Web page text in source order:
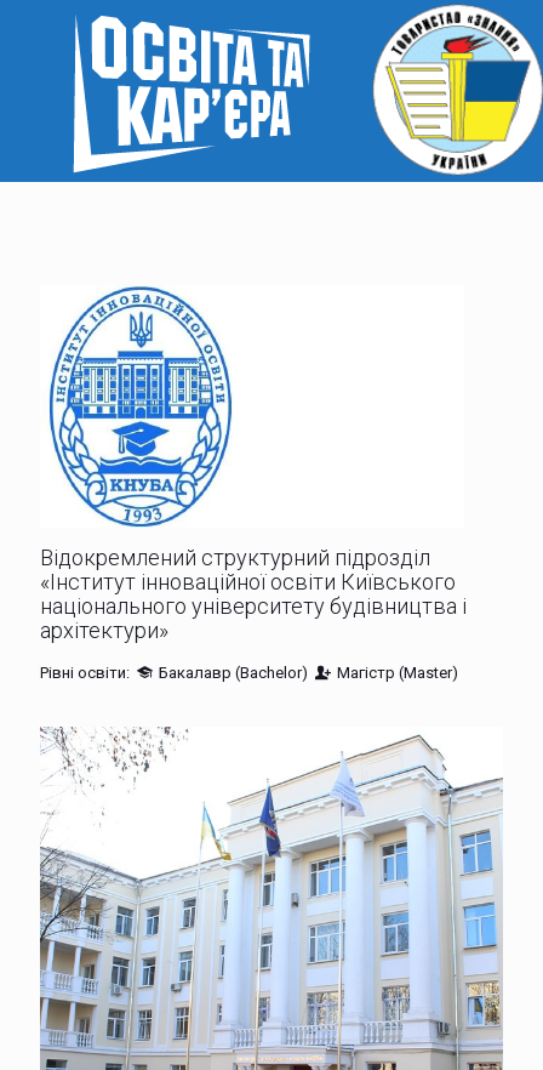
Відокремлений структурний підрозділ
«Інститут інноваційної освіти Київського
національного університету будівництва і
архітектури»
Рівні освіти: Бакалавр (Bachelor) Магістр (Master)